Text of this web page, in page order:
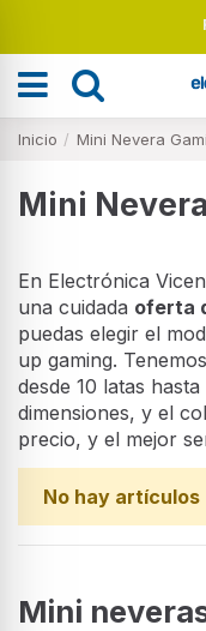
Inicio Mini Nevera
Mini
En Electrónica
una cuidada oferta
puedas elegir el
up gaming.
desde 10 latas
dimensiones, y el
precio, y el mejor
No hay artículos
Mini